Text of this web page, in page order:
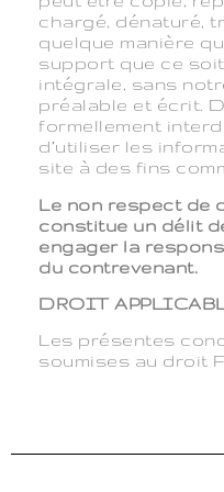
chargé, dénaturé,
quelque manière
support que ce
intégrale, sans
préalable et écrit.
formellement
d’utiliser les
site à des fins
Le non respect de
constitue un délit
engager la
du contrevenant.
DROIT
Les présentes
soumises au droit